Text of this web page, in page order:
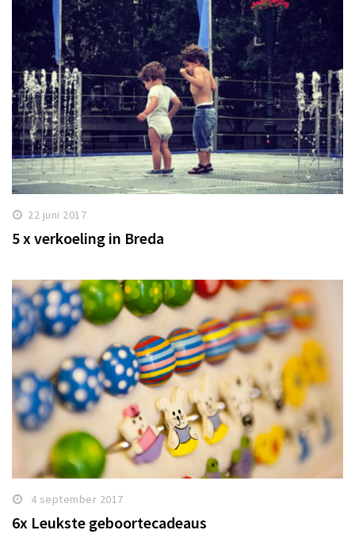
22 juni 2017
5 x verkoeling in Breda
4 september 2017
6x Leukste geboortecadeaus